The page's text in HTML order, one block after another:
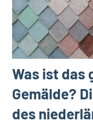
Was ist das
Gemälde?
des